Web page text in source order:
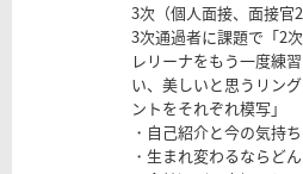
3次（個人面接、面接官2
3次通過者に課題で「2
レリーナをもう一度練
い、美しいと思うリン
ントをそれぞれ模写」
・自己紹介と今の気持ち
・生まれ変わるならど